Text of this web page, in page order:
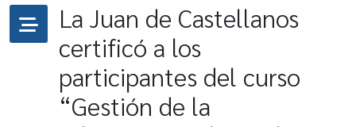
La Juan de Castellanos
certificó a los
participantes del curso
“Gestión de la